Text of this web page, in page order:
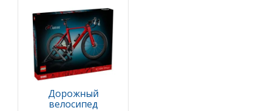
Дорожный
велосипед